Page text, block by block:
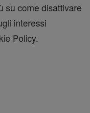
su come disattivare
interessi
Policy.